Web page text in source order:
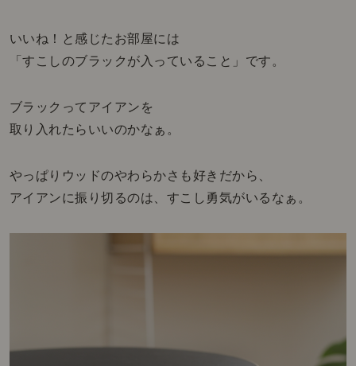
いいね！と感じたお部屋には
「すこしのブラックが入っていること」です。
ブラックってアイアンを
取り入れたらいいのかなぁ。
やっぱりウッドのやわらかさも好きだから、
アイアンに振り切るのは、すこし勇気がいるなぁ。